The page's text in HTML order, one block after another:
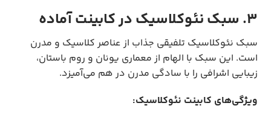
3. سبک نئوکلاسیک در کابینت آماده
سبک نئوکلاسیک تلفیقی جذاب از عناصر کلاسیک و مدرن
است. این سبک با الهام از معماری یونان و روم باستان،
زیبایی اشرافی را با سادگی مدرن در هم می‌آمیزد.
ویژگی‌های کابینت نئوکلاسیک: